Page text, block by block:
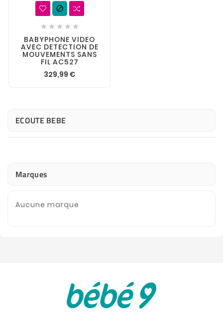

    
BABYPHONE VIDEO
AVEC DETECTION DE
MOUVEMENTS SANS
FIL AC527
329,99 €
ECOUTE BEBE
Marques
Aucune marque